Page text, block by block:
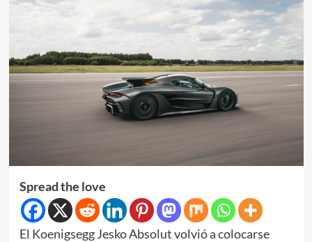
Spread the love
El Koenigsegg Jesko Absolut volvió a colocarse